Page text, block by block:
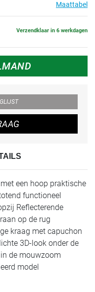
Maattabel
Verzendklaar in 6 werkdagen
een hoop praktische
functioneel
Reflecterende
op de rug
kraag met capuchon
3D-look onder de
de mouwzoom
model